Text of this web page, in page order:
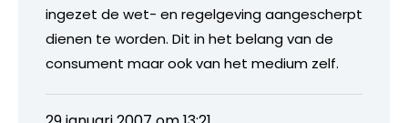
ingezet de wet- en regelgeving aangescherpt
dienen te worden. Dit in het belang van de
consument maar ook van het medium zelf.